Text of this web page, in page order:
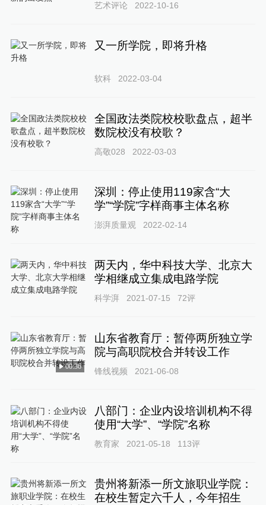
艺术评论 2022-10-16
又一所学院，即将升格
软科 2022-03-04
全国政法类院校校歌盘点，超半
数院校没有校歌？
高敬028 2022-03-03
深圳：停止使用119家含“大
学”“学院”字样商事主体名称
澎湃质量观 2022-02-14
两天内，华中科技大学、北京大
学相继成立集成电路学院
科学湃 2021-07-15 72评
00:36
山东省教育厅：暂停两所独立学
院与高职院校合并转设工作
锋线视频 2021-06-08
八部门：企业内设培训机构不得
使用“大学”、“学院”名称
教育家 2021-05-18 113评
贵州将新添一所文旅职业学院：
在校生暂定六千人，今年招生